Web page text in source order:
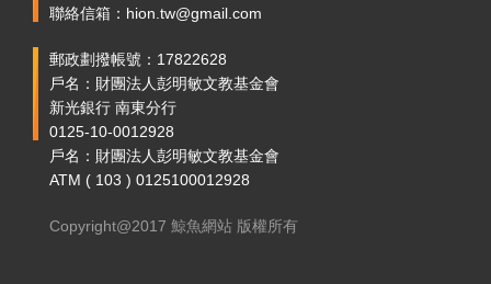
聯絡信箱：hion.tw@gmail.com
郵政劃撥帳號：17822628
戶名：財團法人彭明敏文教基金會
新光銀行 南東分行
0125-10-0012928
戶名：財團法人彭明敏文教基金會
ATM ( 103 ) 0125100012928
Copyright@2017 鯨魚網站 版權所有